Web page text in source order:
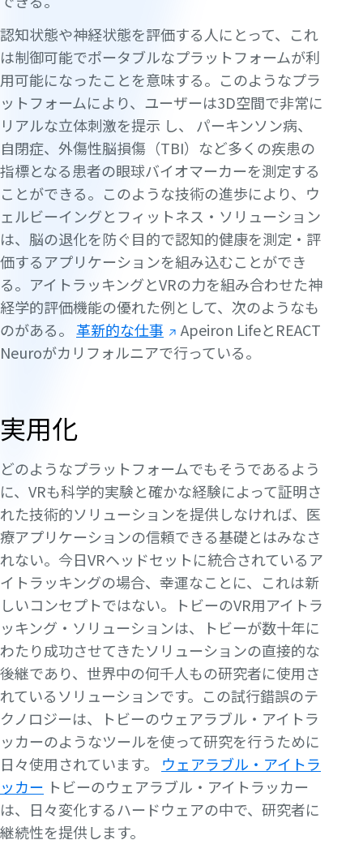
認知状態や神経状態を評価する人にとって、これ
は制御可能でポータブルなプラットフォームが利
用可能になったことを意味する。このようなプラ
ットフォームにより、ユーザーは3D空間で非常に
リアルな立体刺激を提示 し、
パーキンソン病、
自閉症、外傷性脳損傷（TBI）など多くの疾患の
指標となる患者の眼球バイオマーカーを測定する
ことができる。このような技術の進歩により、ウ
ェルビーイングとフィットネス・ソリューション
は、脳の退化を防ぐ目的で認知的健康を測定・評
価するアプリケーションを組み込むことができ
る。アイトラッキングとVRの力を組み合わせた神
経学的評価機能の優れた例として、次のようなも
のがある。 革新的な仕事
Apeiron LifeとREACT
Neuroがカリフォルニアで行っている。
実用化
どのようなプラットフォームでもそうであるよう
に、VRも科学的実験と確かな経験によって証明さ
れた技術的ソリューションを提供しなければ、医
療アプリケーションの信頼できる基礎とはみなさ
れない。今日VRヘッドセットに統合されているア
イトラッキングの場合、幸運なことに、これは新
しいコンセプトではない。トビーのVR用アイトラ
ッキング・ソリューションは、トビーが数十年に
わたり成功させてきたソリューションの直接的な
後継であり、世界中の何千人もの研究者に使用さ
れているソリューションです。この試行錯誤のテ
クノロジーは、トビーのウェアラブル・アイトラ
ッカーのようなツールを使って研究を行うために
日々使用されています。 ウェアラブル・アイトラ
ッカー トビーのウェアラブル・アイトラッカー
は、日々変化するハードウェアの中で、研究者に
継続性を提供します。